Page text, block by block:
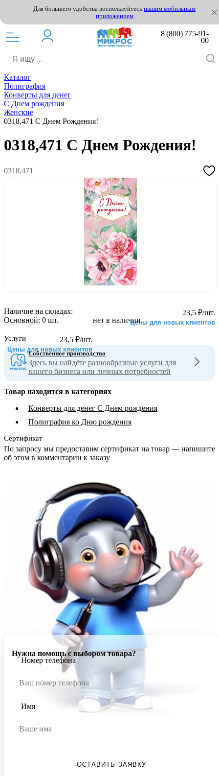
Для большего удобства воспользуйтесь нашим мобильным
приложением
8 (800) 775-91-
00
Каталог
Полиграфия
Конверты для денег
С Днем рождения
Женские
0318,471 С Днем Рождения!
0318,471 С Днем Рождения!
0318,471
23,5 ₽/шт.
Цены для новых клиентов
нет в наличии
23,5 ₽/шт.
Цены для новых клиентов
Наличие на складах:
Основной: 0 шт.
Услуги
Собственное производство
Здесь вы найдёте разнообразные услуги для
вашего бизнеса или личных потребностей
Товар находится в категориях
Конверты для денег С Днем рождения
Полиграфия ко Дню рождения
Сертификат
По запросу мы предоставим сертификат на товар — напишите
об этом в комментарии к заказу
Нужна помощь с выбором товара?
Номер телефона
Имя
ОСТАВИТЬ ЗАЯВКУ